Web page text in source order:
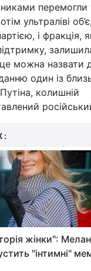
перемогли
ультраліві
і фракція,
можна назвати
один із
колишній
жінки":
"інтимні"